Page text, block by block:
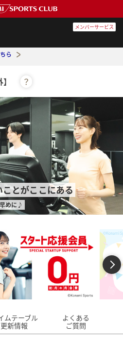
メンバーサービス
ら
？
とがここにある
めに♪
Next
ムテーブル
更新情報
よくある
ご質問